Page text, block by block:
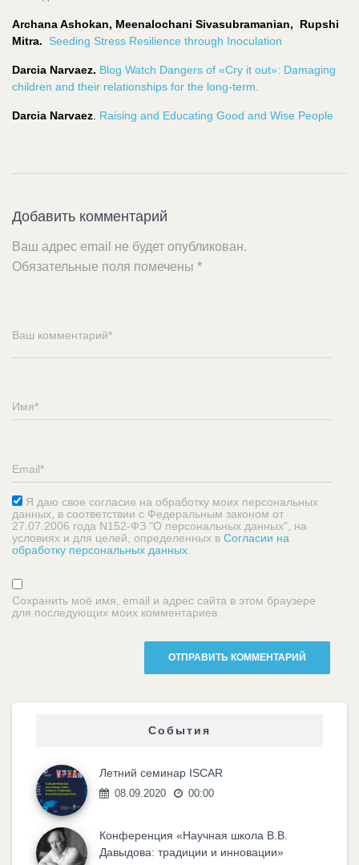
Archana Ashokan, Meenalochani Sivasubramanian, Rupshi
Mitra.
Seeding Stress Resilience through Inoculation
Darcia Narvaez. Blog Watch Dangers of «Cry it out»: Damaging
children and their relationships for the long-term.
Darcia Narvaez Raising and Educating Good and Wise People
Добавить комментарий
Ваш адрес email не будет опубликован.
Обязательные поля помечены *
Я даю свое согласие на обработку моих персональных
данных, в соответствии с Федеральным законом от
27.07.2006 года N152-ФЗ "О персональных данных", на
условиях и для целей, определенных в Согласии на
обработку персональных данных.
Сохранить моё имя, email и адрес сайта в этом браузере
для последующих моих комментариев.
События
Летний семинар ISCAR
08.09.2020 00:00
Конференция «Научная школа В.В.
Давыдова: традиции и инновации»